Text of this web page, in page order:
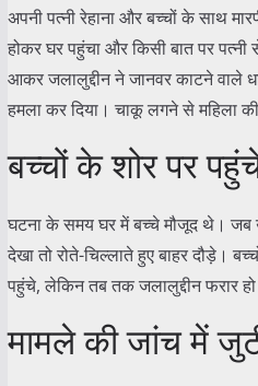
अपनी पत्नी रेहाना और बच्चों के साथ
होकर घर पहुंचा और किसी बात पर
आकर जलालुद्दीन ने जानवर काटने वाले
हमला कर दिया। चाकू लगने से महिला की
बच्चों के शोर पर
घटना के समय घर में बच्चे मौजूद थे। जब
देखा तो रोते-चिल्लाते हुए बाहर दौड़े।
पहुंचे, लेकिन तब तक जलालुद्दीन फरार
मामले की जांच में